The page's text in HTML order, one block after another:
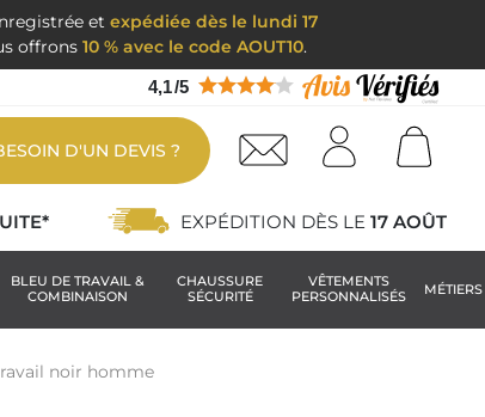
etexpédiée dès le lundi 17
offrons 10 % avec le code AOUT10.
4,1/5
D'UN DEVIS ?
EXPÉDITION DÈS LE 17 AOÛT
BLEU DE TRAVAIL &
COMBINAISON
CHAUSSURE
SÉCURITÉ
VÊTEMENTS
PERSONNALISÉS
MÉTIERS
noir homme